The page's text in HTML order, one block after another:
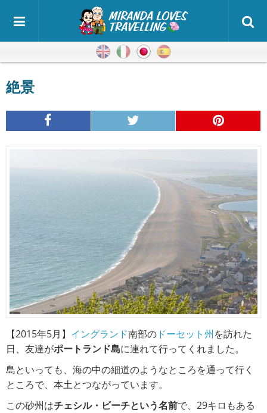
英語 イタリア語
日本語
絶景
【2015年5月】 イングランド南部の ドーセット州を訪れた
日、友達がポートランド島に連れて行ってくれました。
島といっても、海の中の細道のようなところを通って行く
ところで、本土とつながっています。
この砂州はチェシル・ビーチという名前で、29キロもある